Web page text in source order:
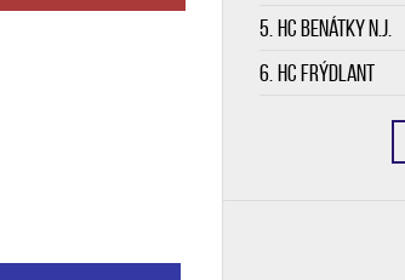
5. HC Benátky n.J.
6. HC Frýdlant